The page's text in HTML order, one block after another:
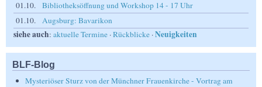
01.10.
Bibliotheksöffnung und Workshop 14 - 17 Uhr
01.10.
Augsburg: Bavarikon
siehe auch: aktuelle Termine ·Rückblicke ·Neuigkeiten
BLF-Blog
Mysteriöser Sturz von der Münchner Frauenkirche - Vortrag am